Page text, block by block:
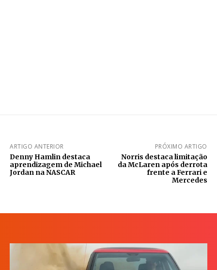
ARTIGO ANTERIOR
Denny Hamlin destaca
aprendizagem de Michael
Jordan na NASCAR
PRÓXIMO ARTIGO
Norris destaca limitação
da McLaren após derrota
frente a Ferrari e
Mercedes